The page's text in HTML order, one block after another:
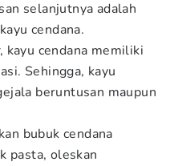
selanjutnya adalah
cendana.
, kayu cendana memiliki
Sehingga, kayu
beruntusan maupun
bubuk cendana
pasta, oleskan